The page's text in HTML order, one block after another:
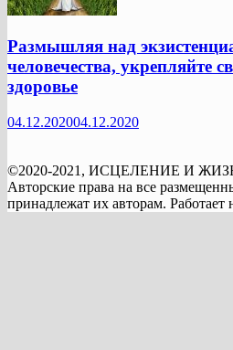
Размышляя над
человечества, укрепляйте
здоровье
04.12.202004.12.2020
©2020-2021, ИСЦЕЛЕНИЕ И
Авторские права на все
принадлежат их авторам. Работает